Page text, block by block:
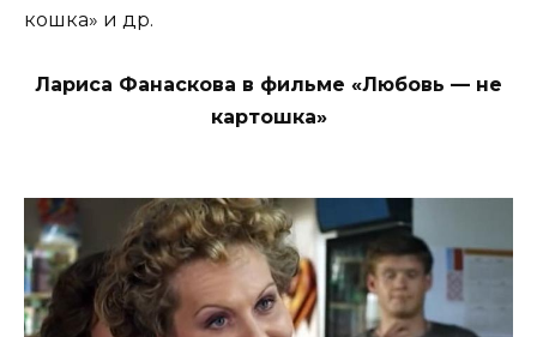
кошка» и др.
Лариса Фанаскова в фильме «Любовь — не
картошка»